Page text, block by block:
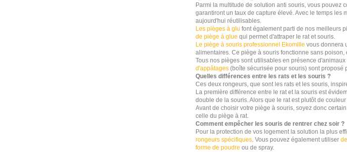
Parmi la multitude de solution anti souris, vous pouvez
garantiront un taux de capture élevé. Avec le temps les
aujourd'hui réutilisables.
Les pièges à glu font également parti de nos meilleurs
de piège à glue qui permet d'attraper le rat et souris.
Le piège à souris professionnel Ekomille vous donnera
alimentaires. Ce piège à souris fonctionne sans
Tous nos pièges sont utilisables en présence
d'appâtages(boîte sécurisée pour souris) sont proposé
Quelles différences entre les rats et les souris ?
Ces deux rongeurs, que sont les rats et les souris,
La première différence entre le rat et la souris est
double de la souris. Alors que le rat est plutôt de
Avant de choisir votre piège à souris, soyez donc
celle du piège à rat.
Comment empêcher les souris de rentrer chez soir ?
Pour la protection de vos logement la solution la plus
rongeurs spécifiques. Vous pouvez également utiliser
forme de poudre ou de spray.